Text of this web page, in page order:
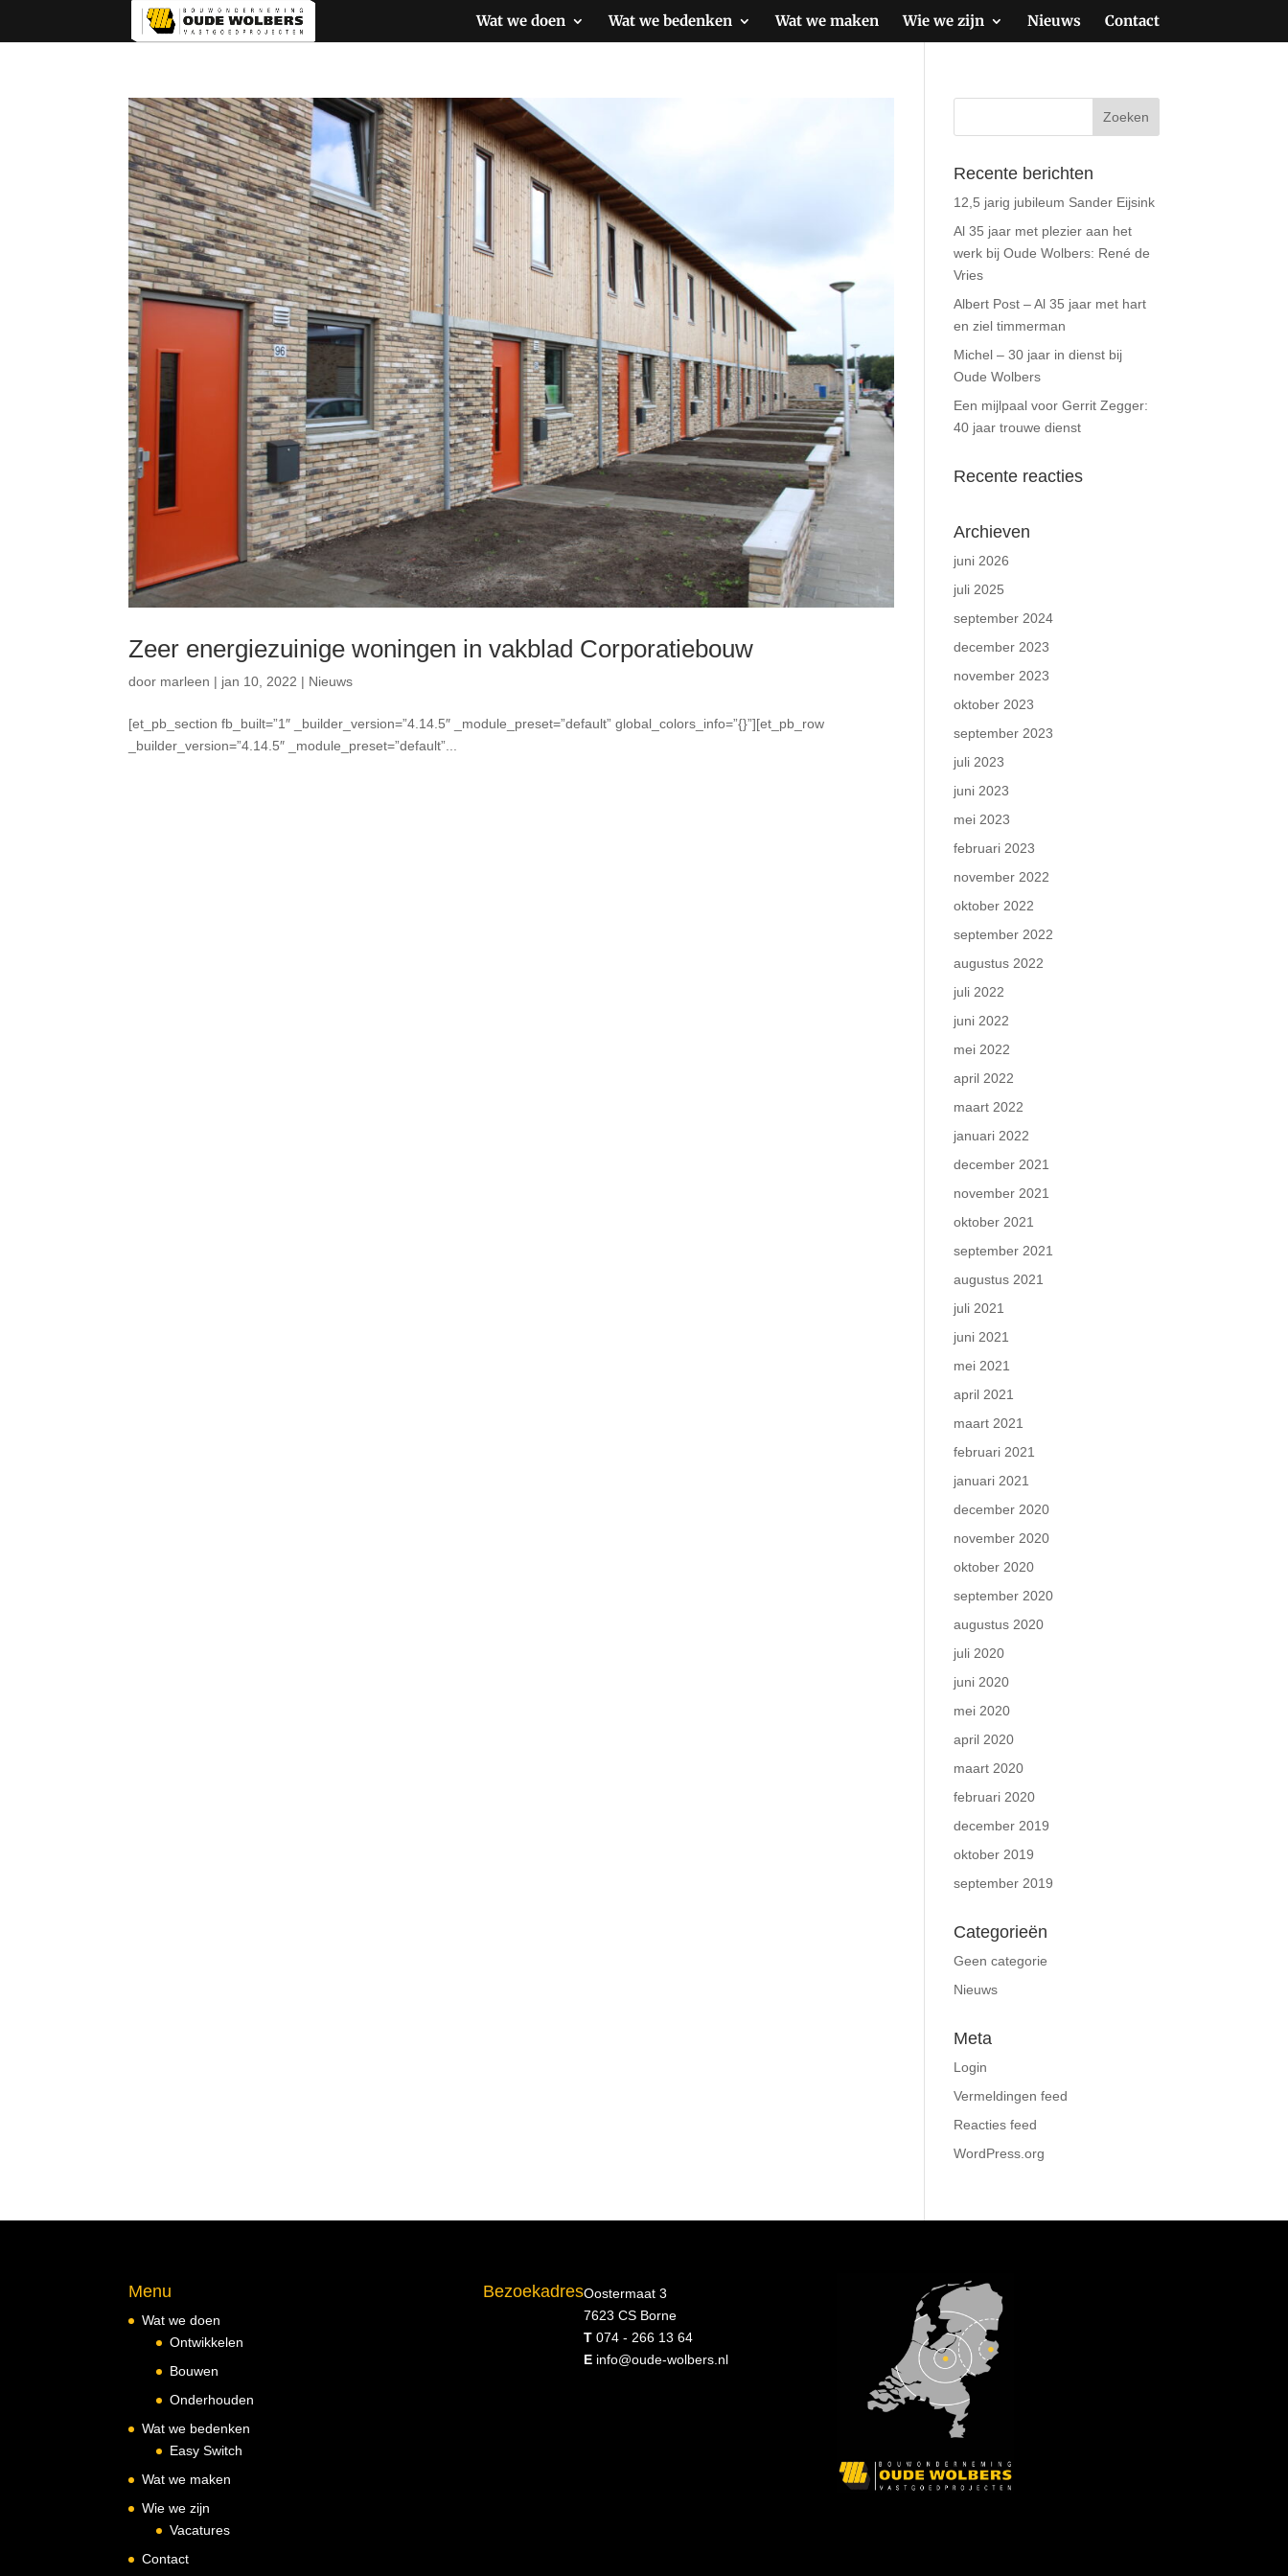
Wat we doen Wat we bedenken Wat we maken Wie we zijn Nieuws Contact
Zeer energiezuinige woningen in vakblad Corporatiebouw
door marleen | jan 10, 2022 | Nieuws
[et_pb_section fb_built=”1″ _builder_version=”4.14.5″ _module_preset=”default” global_colors_info=”{}”][et_pb_row
_builder_version=”4.14.5″ _module_preset=”default”...
Recente berichten
12,5 jarig jubileum Sander Eijsink
Al 35 jaar met plezier aan het
werk bij Oude Wolbers: René de
Vries
Albert Post – Al 35 jaar met hart
en ziel timmerman
Michel – 30 jaar in dienst bij
Oude Wolbers
Een mijlpaal voor Gerrit Zegger:
40 jaar trouwe dienst
Recente reacties
Archieven
juni 2026
juli 2025
september 2024
december 2023
november 2023
oktober 2023
september 2023
juli 2023
juni 2023
mei 2023
februari 2023
november 2022
oktober 2022
september 2022
augustus 2022
juli 2022
juni 2022
mei 2022
april 2022
maart 2022
januari 2022
december 2021
november 2021
oktober 2021
september 2021
augustus 2021
juli 2021
juni 2021
mei 2021
april 2021
maart 2021
februari 2021
januari 2021
december 2020
november 2020
oktober 2020
september 2020
augustus 2020
juli 2020
juni 2020
mei 2020
april 2020
maart 2020
februari 2020
december 2019
oktober 2019
september 2019
Categorieën
Geen categorie
Nieuws
Meta
Login
Vermeldingen feed
Reacties feed
WordPress.org
Menu
Wat we doen
Ontwikkelen
Bouwen
Onderhouden
Wat we bedenken
Easy Switch
Wat we maken
Wie we zijn
Vacatures
Contact
BezoekadresOostermaat 3
7623 CS Borne
T074 - 266 13 64
E info@oude-wolbers.nl